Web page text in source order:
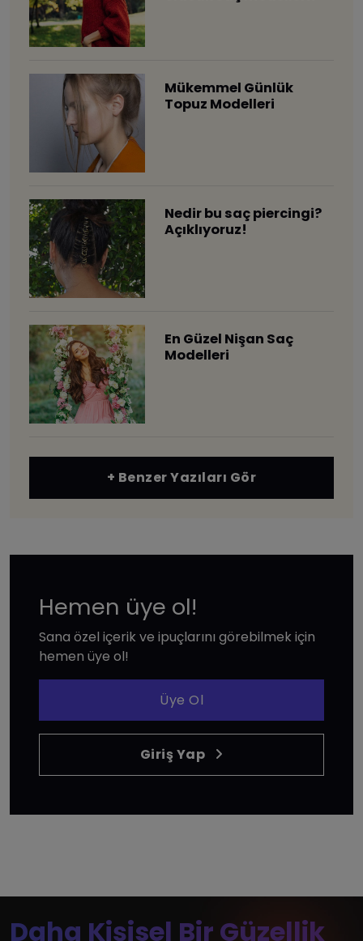
Mükemmel Günlük
Topuz Modelleri
​Nedir bu saç piercingi?
Açıklıyoruz!
En Güzel Nişan Saç
Modelleri
+ Benzer Yazıları Gör
Hemen üye ol!
Sana özel içerik ve ipuçlarını görebilmek için
hemen üye ol!
Üye Ol
Giriş Yap
Daha Kişisel Bir Güzellik